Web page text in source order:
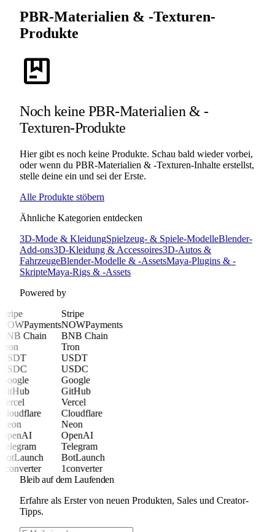
PBR-Materialien & -Texturen-
Produkte
package
Noch keine PBR-Materialien & -
Texturen-Produkte
Hier gibt es noch keine Produkte. Schau bald wieder vorbei,
oder wenn du PBR-Materialien & -Texturen-Inhalte erstellst,
stelle deine ein und sei der Erste.
Alle Produkte stöbern
Ähnliche Kategorien entdecken
3D-Mode & KleidungSpielzeug- & Spiele-ModelleBlender-
Add-ons3D-Kleidung & Accessoires3D-Autos &
FahrzeugeBlender-Modelle & -AssetsMaya-Plugins & -
SkripteMaya-Rigs & -Assets
Powered by
Stripe
NOWPayments
BNB Chain
Tron
USDT
USDC
Google
GitHub
Vercel
Cloudflare
Neon
OpenAI
Telegram
BotLaunch
1converter
Stripe
NOWPayments
BNB Chain
Tron
USDT
USDC
Google
GitHub
Vercel
Cloudflare
Neon
OpenAI
Telegram
BotLaunch
1converter
Bleib auf dem Laufenden
Erfahre als Erster von neuen Produkten, Sales und Creator-
Tipps.